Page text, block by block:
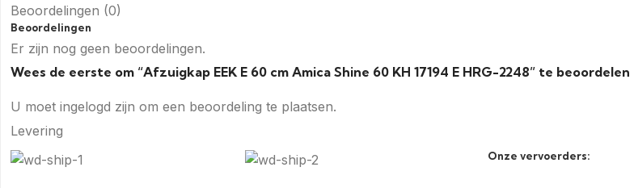
Beoordelingen (0)
Beoordelingen
Er zijn nog geen beoordelingen.
Wees de eerste om “Afzuigkap EEK E 60 cm Amica Shine 60 KH 17194 E HRG-2248” te beoordelen
U moet ingelogd zijn om een beoordeling te plaatsen.
Levering
Onze vervoerders: